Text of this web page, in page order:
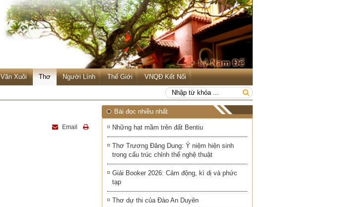
Văn Xuôi Thơ Người Lính Thế Giới VNQĐ Kết Nối
Email
Bài đọc nhiều nhất
Những hạt mầm trên đất Bentiu
Thơ Trương Đăng Dung: Ý niệm hiện sinh
trong cấu trúc chỉnh thể nghệ thuật
Giải Booker 2026: Cảm động, kì dị và phức
tạp
Thơ dự thi của Đào An Duyên